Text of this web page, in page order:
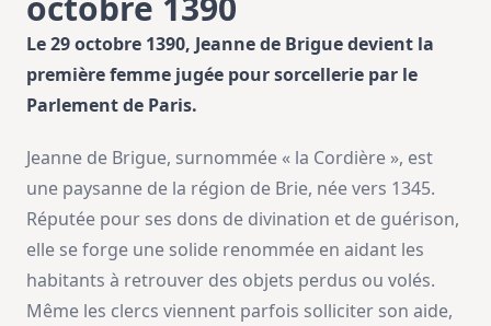
Le 29 octobre 1390, Jeanne de Brigue devient la
première femme jugée pour sorcellerie par le
Parlement de Paris.
Jeanne de Brigue, surnommée « la Cordière », est
une paysanne de la région de Brie, née vers 1345.
Réputée pour ses dons de divination et de guérison,
elle se forge une solide renommée en aidant les
habitants à retrouver des objets perdus ou volés.
Même les clercs viennent parfois solliciter son aide,